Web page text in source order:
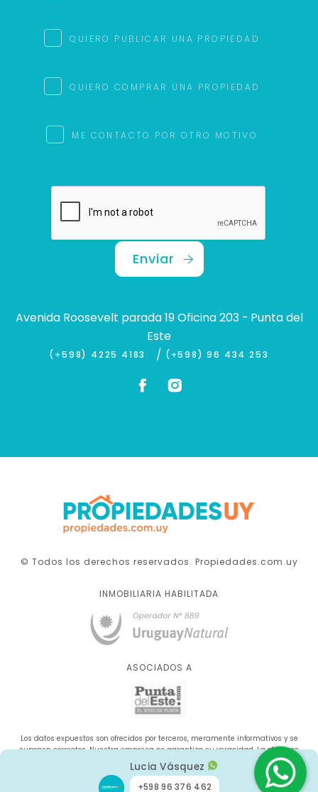
Lucia Vásquez
+598 96 376 462
QUIERO PUBLICAR UNA PROPIEDAD
QUIERO COMPRAR UNA PROPIEDAD
ME CONTACTO POR OTRO MOTIVO
Enviar
Avenida Roosevelt parada 19 Oficina 203 - Punta del
Este
(+598) 4225 4183 / (+598) 96 434 253
© Todos los derechos reservados. Propiedades.com.uy
INMOBILIARIA HABILITADA
ASOCIADOS A
Los datos expuestos son ofrecidos por terceros, meramente informativos y se
suponen correctos. Nuestra empresa no garantiza su veracidad. La oferta se
sujeta a errores, cambios de precio, omisión y/o retirada del mercado sin aviso
previo.